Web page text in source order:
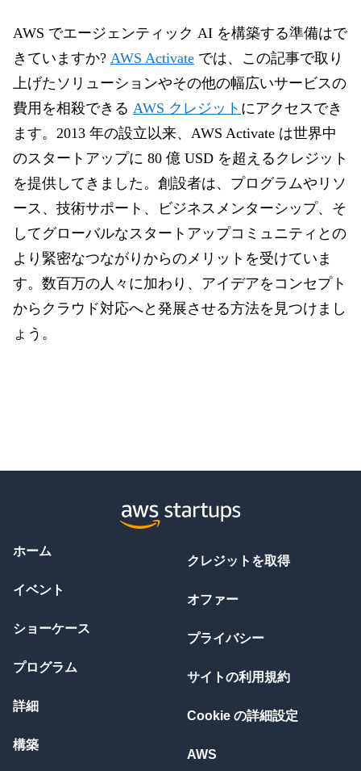
AWS でエージェンティック AI を構築する準備はで
きていますか? AWS Activate では、この記事で取り
上げたソリューションやその他の幅広いサービスの
費用を相殺できる AWS クレジット にアクセスでき
ます。2013 年の設立以来、AWS Activate は世界中
のスタートアップに 80 億 USD を超えるクレジット
を提供してきました。創設者は、プログラムやリソ
ース、技術サポート、ビジネスメンターシップ、そ
してグローバルなスタートアップコミュニティとの
より緊密なつながりからのメリットを受けていま
す。数百万の人々に加わり、アイデアをコンセプト
からクラウド対応へと発展させる方法を見つけまし
ょう。
ホーム
イベント
ショーケース
プログラム
詳細
構築
クレジットを取得
オファー
プライバシー
サイトの利用規約
Cookie の詳細設定
AWS